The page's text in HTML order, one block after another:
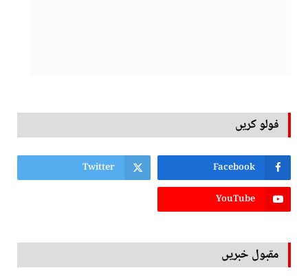
فولو کریں
Facebook
Twitter
YouTube
مقبول خبریں